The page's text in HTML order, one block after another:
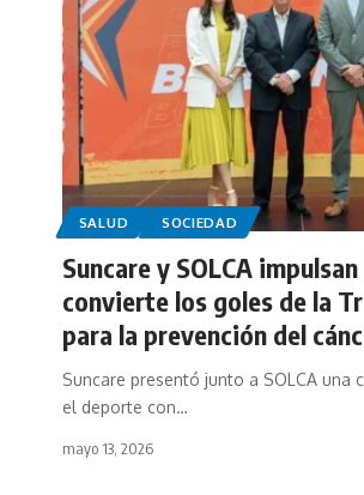
SALUD SOCIEDAD
Suncare y SOLCA
convierte los goles de la
para la prevención del
Suncare presentó junto a SOLCA una
el deporte con…
mayo 13, 2026